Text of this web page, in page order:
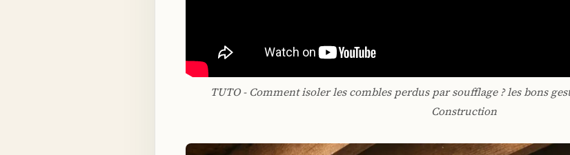
TUTO - Comment isoler les combles perdus par soufflage ? les bons
Construction